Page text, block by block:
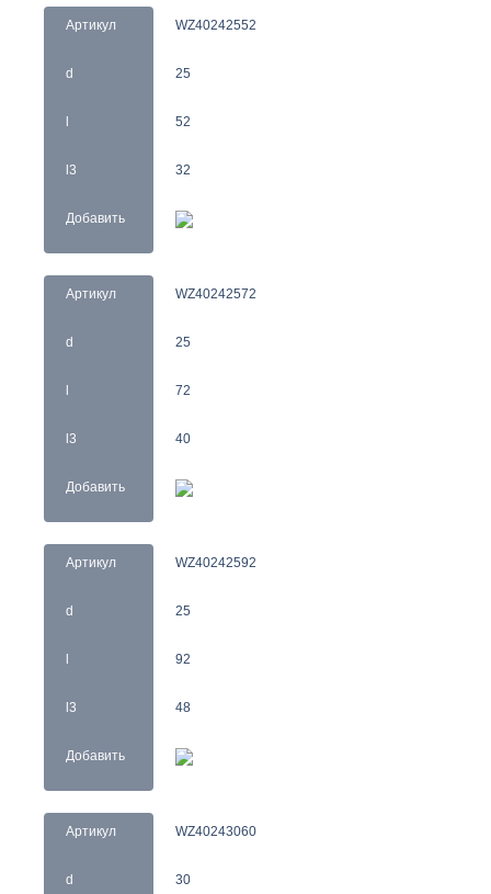
Артикул
d
l3
Добавить
WZ40242552
25
52
32
Артикул
d
l3
Добавить
WZ40242572
25
72
40
Артикул
d
l3
Добавить
WZ40242592
25
92
48
Артикул
d
WZ40243060
30